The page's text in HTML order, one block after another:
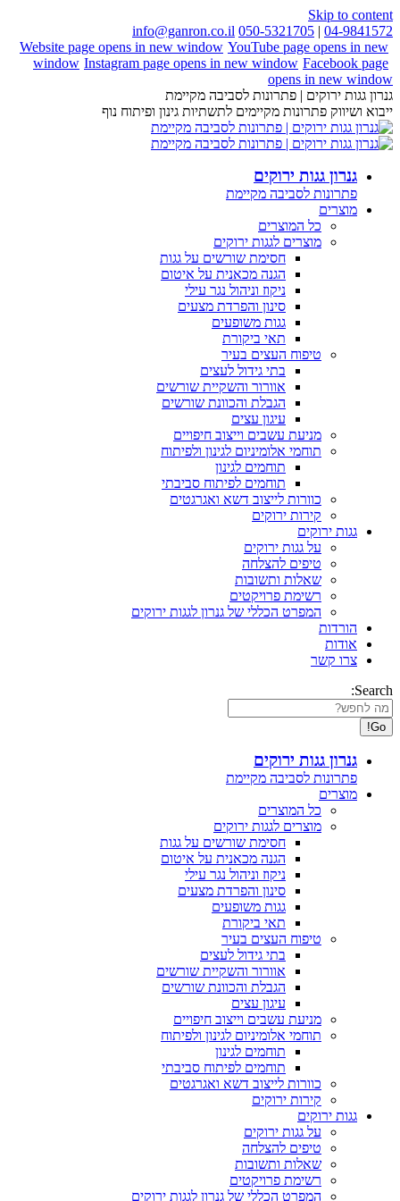
Skip to content
04-9841572
|
050-5321705
info@ganron.co.il
Website page opens in new window YouTube page opens in new
window Instagram page opens in new window Facebook page
opens in new window
גנרון גגות ירוקים | פתרונות לסביבה מקיימת
ייבוא ושיווק פתרונות מקיימים לתשתיות גינון ופיתוח נוף
גנרון גגות ירוקים
פתרונות לסביבה מקיימת
מוצרים
כל המוצרים
מוצרים לגגות ירוקים
חסימת שורשים על גגות
הגנה מכאנית על איטום
ניקוז וניהול נגר עילי
סינון והפרדת מצעים
גגות משופעים
תאי ביקורת
טיפוח העצים בעיר
בתי גידול לעצים
אוורור והשקיית שורשים
הגבלת והכוונת שורשים
עיגון עצים
מניעת עשבים וייצוב חיפויים
תוחמי אלומיניום לגינון ולפיתוח
תוחמים לגינון
תוחמים לפיתוח סביבתי
כוורות לייצוב דשא ואגרגטים
קירות ירוקים
גגות ירוקים
על גגות ירוקים
טיפים להצלחה
שאלות ותשובות
רשימת פרויקטים
המפרט הכללי של גנרון לגגות ירוקים
הורדות
אודות
צרו קשר
Search:
גנרון גגות ירוקים
פתרונות לסביבה מקיימת
מוצרים
כל המוצרים
מוצרים לגגות ירוקים
חסימת שורשים על גגות
הגנה מכאנית על איטום
ניקוז וניהול נגר עילי
סינון והפרדת מצעים
גגות משופעים
תאי ביקורת
טיפוח העצים בעיר
בתי גידול לעצים
אוורור והשקיית שורשים
הגבלת והכוונת שורשים
עיגון עצים
מניעת עשבים וייצוב חיפויים
תוחמי אלומיניום לגינון ולפיתוח
תוחמים לגינון
תוחמים לפיתוח סביבתי
כוורות לייצוב דשא ואגרגטים
קירות ירוקים
גגות ירוקים
על גגות ירוקים
טיפים להצלחה
שאלות ותשובות
רשימת פרויקטים
המפרט הכללי של גנרון לגגות ירוקים